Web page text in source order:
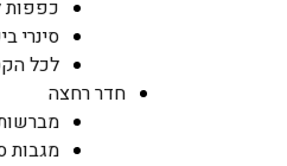
כפפות
סינרי
לכל
חדר רחצה
מגבות